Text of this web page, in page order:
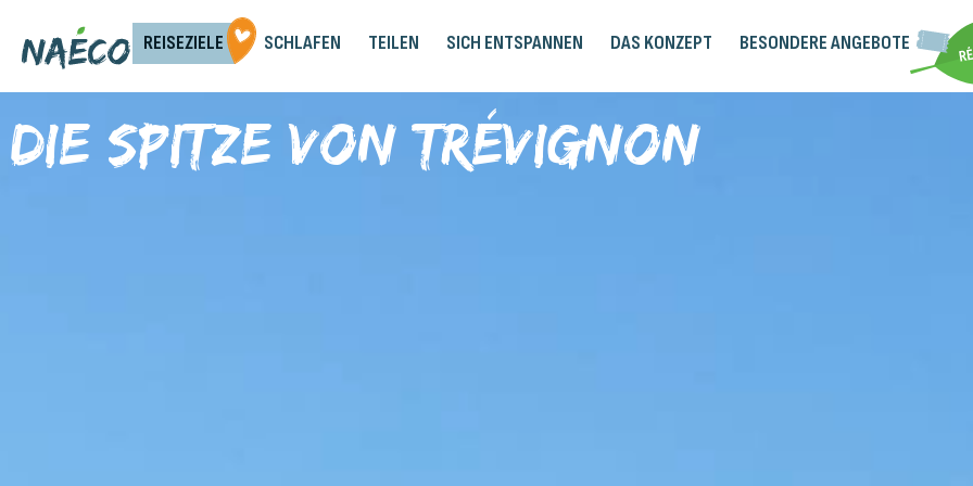
REISEZIELE SCHLAFEN TEILEN SICH ENTSPANNEN DAS KONZEPT BESONDERE ANGEBOTE
Die Spitze von Trévignon